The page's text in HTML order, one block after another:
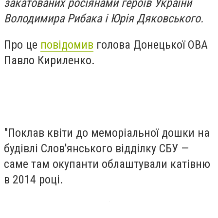
закатованих росіянами героїв України
Володимира Рибака і Юрія Дяковського.
Про це повідомив голова Донецької ОВА
Павло Кириленко.
"Поклав квіти до меморіальної дошки на
будівлі Слов'янського відділку СБУ —
саме там окупанти облаштували катівню
в 2014 році.